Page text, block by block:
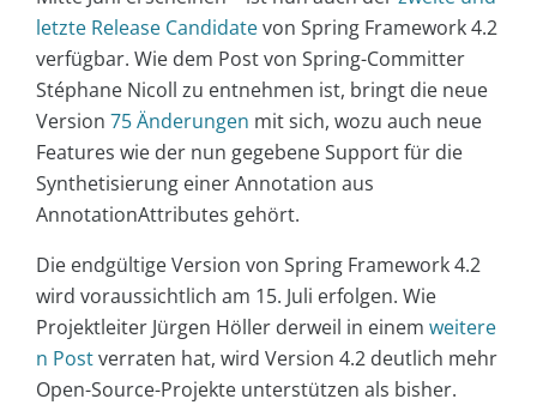
letzte Release Candidatevon Spring Framework 4.2
verfügbar. Wie dem Post von Spring-Committer
Stéphane Nicoll zu entnehmen ist, bringt die neue
Version 75 Änderungen mit sich, wozu auch neue
Features wie der nun gegebene Support für die
Synthetisierung einer Annotation aus
AnnotationAttributes gehört.
Die endgültige Version von Spring Framework 4.2
wird voraussichtlich am 15. Juli erfolgen. Wie
Projektleiter Jürgen Höller derweil in einem weitere
n Postverraten hat, wird Version 4.2 deutlich mehr
Open-Source-Projekte unterstützen als bisher.